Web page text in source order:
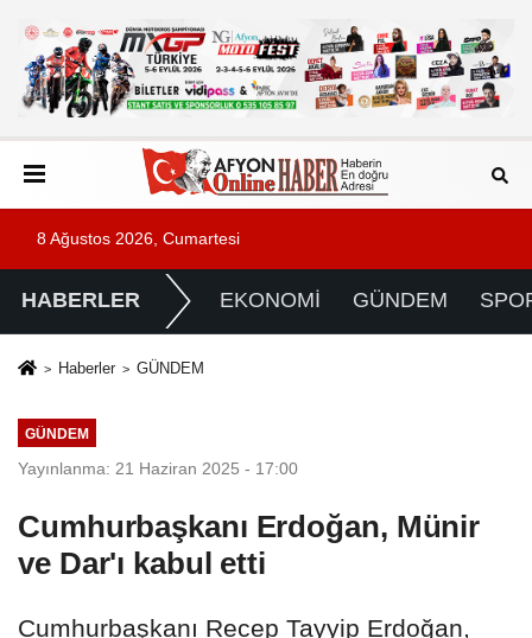
8 Ağustos 2026, Cumartesi
HABERLER EKONOMİ GÜNDEM
Haberler GÜNDEM
GÜNDEM
Yayınlanma: 21 Haziran 2025 - 17:00
Cumhurbaşkanı Erdoğan, Münir
ve Dar'ı kabul etti
Cumhurbaşkanı Recep Tayyip Erdoğan,